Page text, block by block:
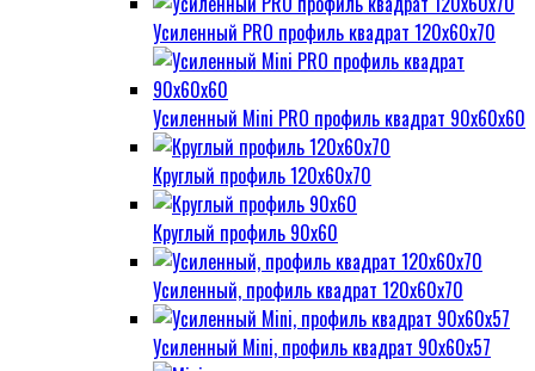
Усиленный PRO профиль квадрат 120х60х70
Усиленный Mini PRO профиль квадрат 90х60х60
Круглый профиль 120х60х70
Круглый профиль 90х60
Усиленный, профиль квадрат 120х60х70
Усиленный Mini, профиль квадрат 90х60х57